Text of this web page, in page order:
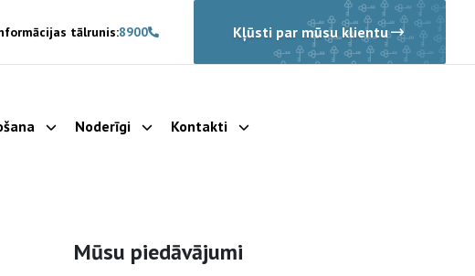
tālrunis:8900 Kļūsti par mūsu klientu
Parādīt apakšizvēlni
Noderīgi Parādīt apakšizvēlni
Kontakti Parādīt apakšizvēlni
Sāna navigācija
Mūsu piedāvājumi